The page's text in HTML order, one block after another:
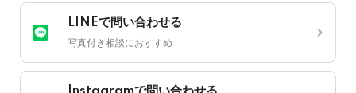
LINEで問い合わせる
写真付き相談におすすめ